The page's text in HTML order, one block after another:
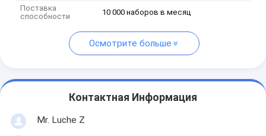
Поставка
способности
10 000 наборов в месяц
Осмотрите больше
Контактная Информация
Mr. Luche Z